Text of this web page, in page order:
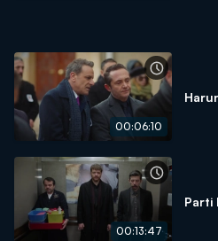
00:06:10
00:13:47
Parti